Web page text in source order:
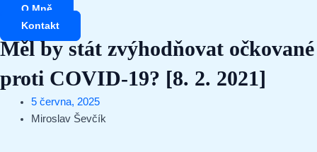
Přeskočit
obsah
O Mně
Kontakt
Měl by stát zvýhodňovat očkované
proti COVID-19? [8. 2. 2021]
5 června, 2025
Miroslav Ševčík